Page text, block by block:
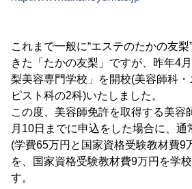
これまで一般に“エステのたかの友
きた「たかの友梨」ですが、昨年4
梨美容専門学校」を開校(美容師科
ピスト科の2科)いたしました。
この度、美容師免許を取得する美容
月10日までに申込をした場合に、通
(学費65万円と国家資格受験教材費9
を、国家資格受験教材費9万円を学
す。